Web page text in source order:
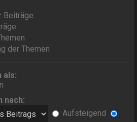
Beiträge
der Themen
als:
nach:
Aufsteigend